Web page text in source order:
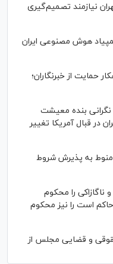
نیازمند تصمیم‌گیری
هوش مصنوعی ایران
حمایت از خبرنگاران؛
نگرانی بنده معیشت
در قبال آمریکا تغییر
منوط به پذیرش شروط
ناگازاکی را محکوم
است را نیز محکوم
و قضایی مجلس از